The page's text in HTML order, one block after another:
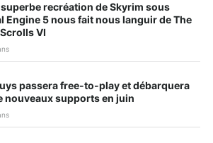
recréation de Skyrim sous
Engine 5 nous fait nous languir de The
VI
passera free-to-play et débarquera
nouveaux supports en juin